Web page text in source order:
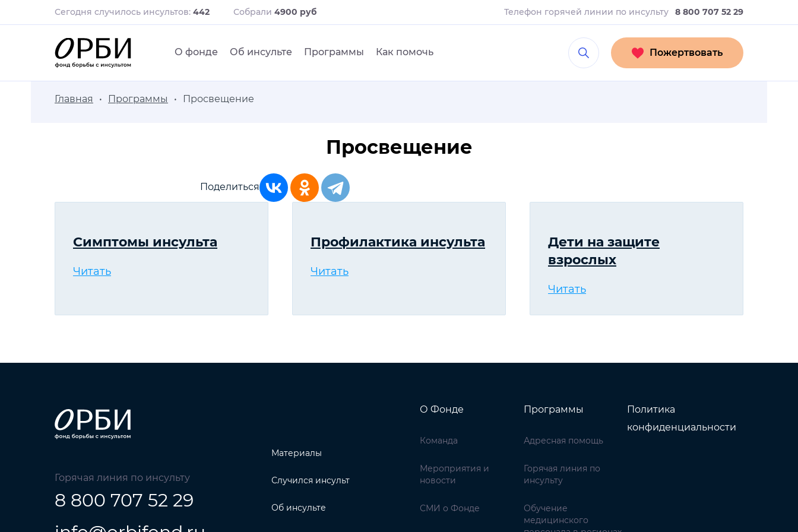
Сегодня случилось инсультов: 442 Собрали 4900 руб Телефон горячей линии по инсульту 8 800 707 52 29
О фонде Об инсульте Программы Как помочь Пожертвовать
Главная Программы Просвещение
Просвещение
Поделиться
Симптомы инсульта
Читать
Профилактика инсульта
Читать
Дети на защите
взрослых
Читать
Горячая линия по инсульту
8 800 707 52 29
Материалы
Случился инсульт
Об инсульте
О Фонде
Команда
Мероприятия и
новости
СМИ о Фонде
Программы
Адресная помощь
Горячая линия по
инсульту
Обучение
медицинского
Политика
конфиденциальности